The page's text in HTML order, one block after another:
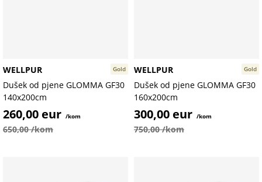
Gold
WELLPUR
Dušek od pjene GLOMMA GF30
140x200cm
260,00 eur /kom
650,00 /kom
Gold
WELLPUR
Dušek od pjene GLOMMA GF30
160x200cm
300,00 eur /kom
750,00 /kom